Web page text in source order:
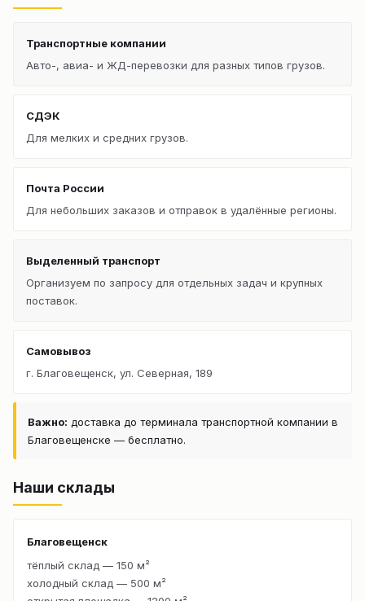
Транспортные компании
Авто-, авиа- и ЖД-перевозки для разных типов грузов.
СДЭК
Для мелких и средних грузов.
Почта России
Для небольших заказов и отправок в удалённые регионы.
Выделенный транспорт
Организуем по запросу для отдельных задач и крупных
поставок.
Самовывоз
г. Благовещенск, ул. Северная, 189
Важно: доставка до терминала транспортной компании в
Благовещенске — бесплатно.
Наши склады
Благовещенск
тёплый склад — 150 м²
холодный склад — 500 м²